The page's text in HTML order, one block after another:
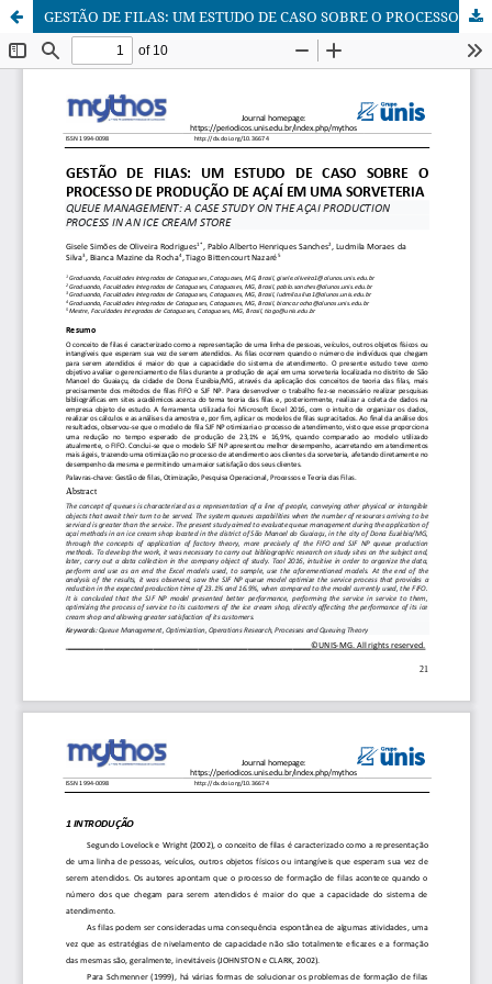
GESTÃO DE FILAS: UM ESTUDO DE CASO SOBRE O PROCESSO DE PRODUÇÃO DE AÇAÍ EM UMA SORVETERIA